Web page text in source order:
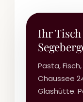
Ihr
Pasta,
Chaussee
Glashütte.